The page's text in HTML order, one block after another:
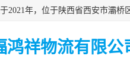
鸿祥物流有限公